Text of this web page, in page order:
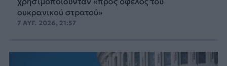
ουκρανικού στρατού»
7 ΑΥΓ. 2026, 21:57